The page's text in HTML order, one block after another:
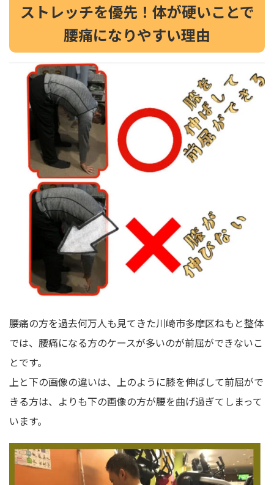
ストレッチを優先！体が硬いことで
腰痛になりやすい理由
腰痛の方を過去何万人も見てきた川崎市多摩区ねもと整体
では、腰痛になる方のケースが多いのが前屈ができないこ
とです。
上と下の画像の違いは、上のように膝を伸ばして前屈がで
きる方は、よりも下の画像の方が腰を曲げ過ぎてしまって
います。